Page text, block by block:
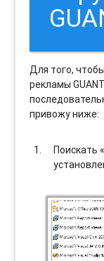
Для того,
рекламы
привожу ниже:
Поискать